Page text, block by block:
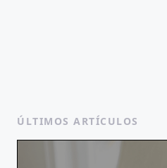
ÚLTIMOS ARTÍCULOS